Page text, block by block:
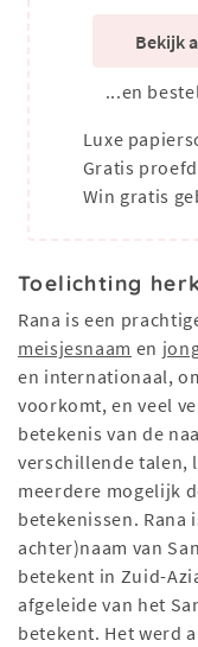
Bekijk
...en
Luxe
Gratis
Win gratis
Toelichting
Rana is een
meisjesnaam en
en internationaal,
voorkomt, en veel
betekenis van de
verschillende talen,
meerdere mogelijk
betekenissen. Rana
achter)naam van
betekent in Zuid-
afgeleide van het
betekent. Het werd